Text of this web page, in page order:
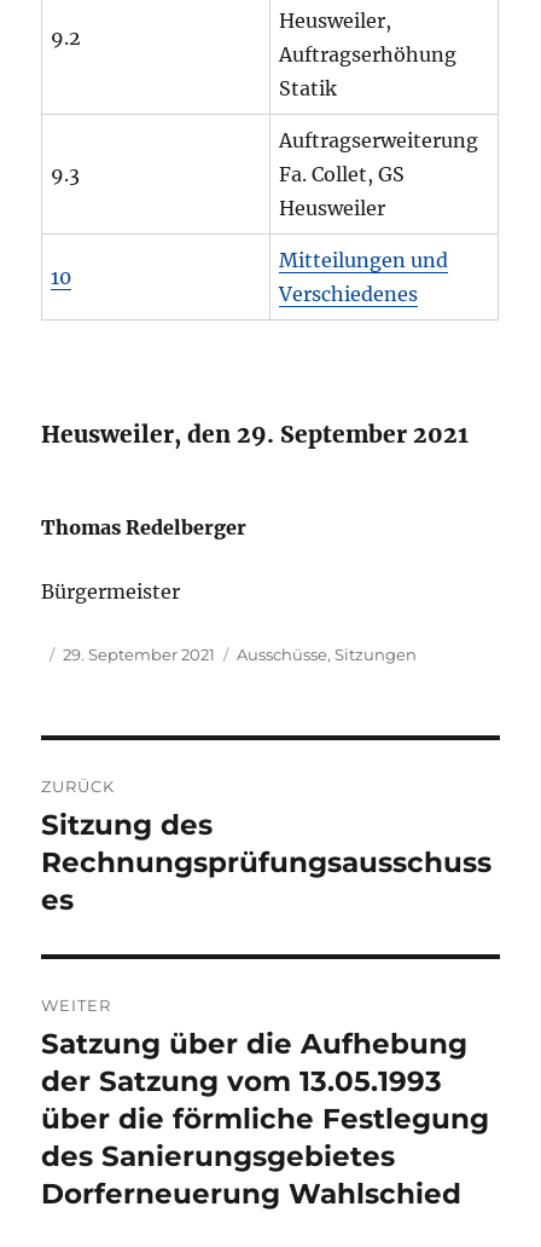
9.2
Heusweiler,
Auftragserhöhung
Statik
9.3
Auftragserweiterung
Fa. Collet, GS
Heusweiler
10
Mitteilungen und
Verschiedenes
Heusweiler, den 29. September 2021
Thomas Redelberger
Bürgermeister
Autor
Veröffentlicht
29. September 2021 Kategorien
Ausschüsse,Sitzungen
ZURÜCK
Vorheriger
Beitrag:
Sitzung des
Rechnungsprüfungsausschuss
es
WEITER
Nächster
Beitrag:
Satzung über die Aufhebung
der Satzung vom 13.05.1993
über die förmliche Festlegung
des Sanierungsgebietes
Dorferneuerung Wahlschied